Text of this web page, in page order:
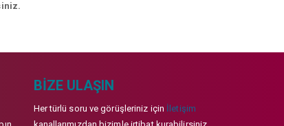
BIZE ULAŞIN
Her türlü soru ve görüşleriniz için İletişim